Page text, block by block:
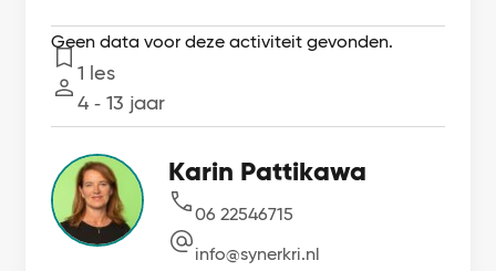
Geen data voor deze activiteit gevonden.
Lessen
1 les
Leeftijd
4 ‐ 13 jaar
Karin Pattikawa
06 22546715
info@synerkri.nl